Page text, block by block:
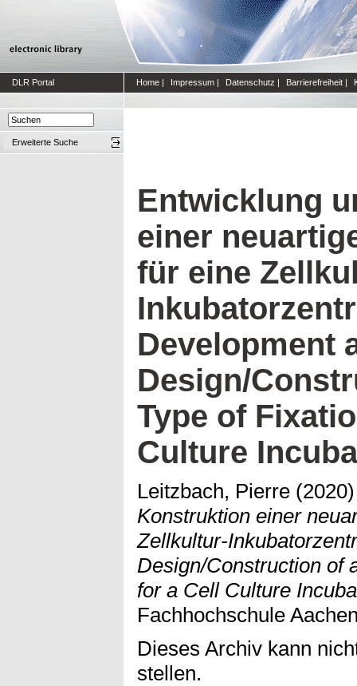
DLR Portal Home | Impressum | Datenschutz | Barrierefreiheit |
Erweiterte Suche
Entwicklung
einer
für eine
Development
Design/
Type of
Culture
Leitzbach, Pierre
Konstruktion einer
Zellkultur-
Design/Construction of
for a Cell Culture
Fachhochschule
Dieses Archiv kann
stellen.